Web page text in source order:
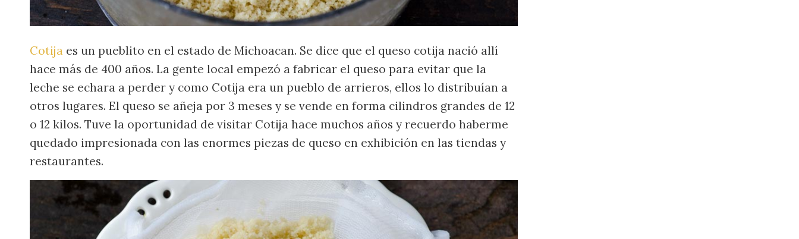
Cotija es un pueblito en el estado de Michoacan. Se dice que el queso cotija nació allí
hace más de 400 años. La gente local empezó a fabricar el queso para evitar que la
leche se echara a perder y como Cotija era un pueblo de arrieros, ellos lo distribuían a
otros lugares. El queso se añeja por 3 meses y se vende en forma cilindros grandes de 12
o 12 kilos. Tuve la oportunidad de visitar Cotija hace muchos años y recuerdo haberme
quedado impresionada con las enormes piezas de queso en exhibición en las tiendas y
restaurantes.